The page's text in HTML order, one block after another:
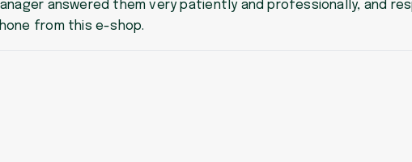
answered them very patiently and professionally, and
from this e-shop.